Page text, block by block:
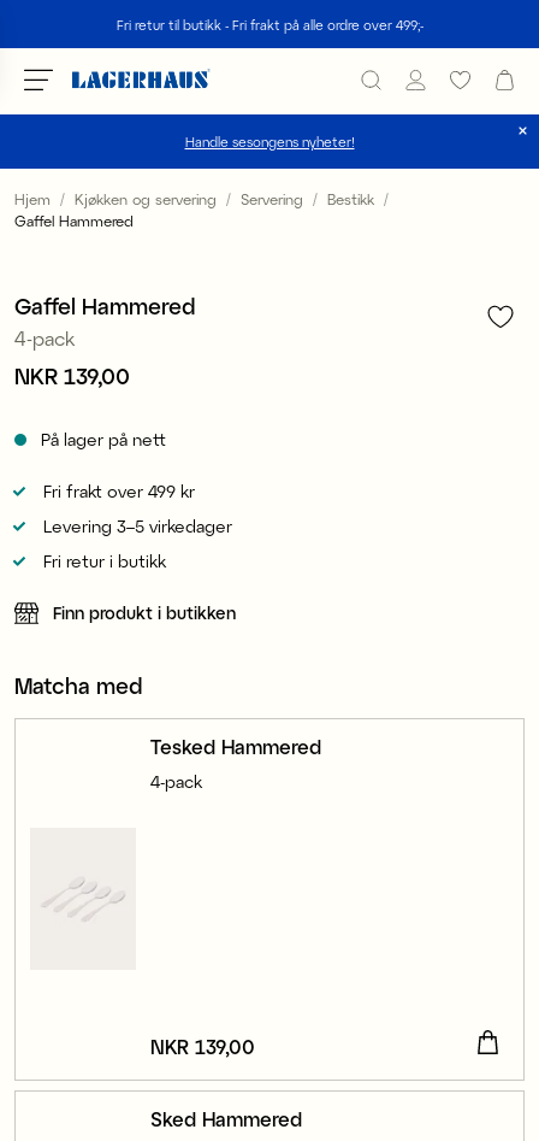
Fri retur til butikk - Fri frakt på alle ordre over 499;-
Handle sesongens nyheter!
velg språk / valuta
Hjem Kjøkken og servering Servering
Bestikk
Gaffel Hammered
Gaffel Hammered
4-pack
Pris :NKR 139,00
NKR 139,00
På lager på nett
Fri frakt over 499 kr
Levering 3–5 virkedager
Fri retur i butikk
Finn produkt i butikken
Matcha med
Tesked Hammered
4-pack
Pris :NKR 139,00
NKR 139,00
Sked Hammered